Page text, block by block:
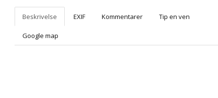
Beskrivelse EXIF Kommentarer Tip en ven
Google map